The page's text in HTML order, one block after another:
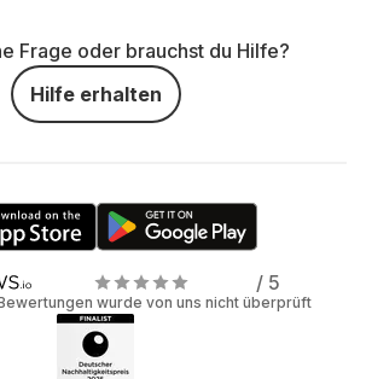
Frage oder brauchst du Hilfe?
Hilfe erhalten
/ 5
wurde von uns nicht überprüft